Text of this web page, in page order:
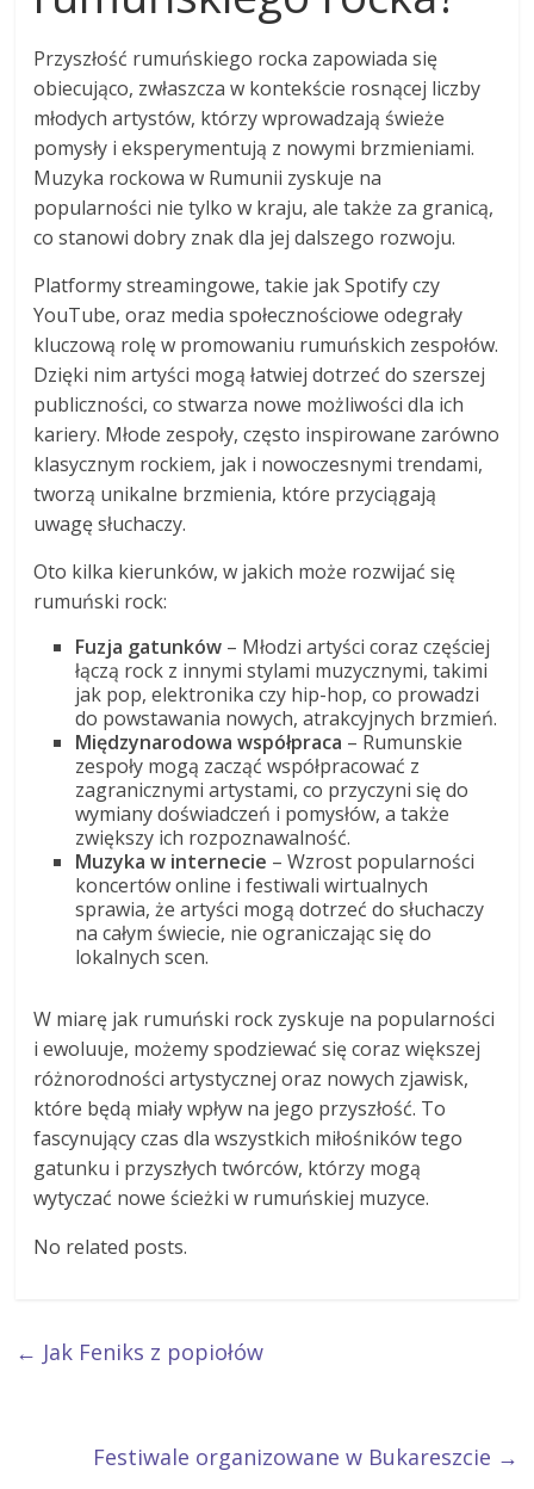
Przyszłość rumuńskiego rocka zapowiada się
obiecująco, zwłaszcza w kontekście rosnącej liczby
młodych artystów, którzy wprowadzają świeże
pomysły i eksperymentują z nowymi brzmieniami.
Muzyka rockowa w Rumunii zyskuje na
popularności nie tylko w kraju, ale także za granicą,
co stanowi dobry znak dla jej dalszego rozwoju.
Platformy streamingowe, takie jak Spotify czy
YouTube, oraz media społecznościowe odegrały
kluczową rolę w promowaniu rumuńskich zespołów.
Dzięki nim artyści mogą łatwiej dotrzeć do szerszej
publiczności, co stwarza nowe możliwości dla ich
kariery. Młode zespoły, często inspirowane zarówno
klasycznym rockiem, jak i nowoczesnymi trendami,
tworzą unikalne brzmienia, które przyciągają
uwagę słuchaczy.
Oto kilka kierunków, w jakich może rozwijać się
rumuński rock:
Fuzja gatunków – Młodzi artyści coraz częściej
łączą rock z innymi stylami muzycznymi, takimi
jak pop, elektronika czy hip-hop, co prowadzi
do powstawania nowych, atrakcyjnych brzmień.
Międzynarodowa współpraca – Rumunskie
zespoły mogą zacząć współpracować z
zagranicznymi artystami, co przyczyni się do
wymiany doświadczeń i pomysłów, a także
zwiększy ich rozpoznawalność.
Muzyka w internecie – Wzrost popularności
koncertów online i festiwali wirtualnych
sprawia, że artyści mogą dotrzeć do słuchaczy
na całym świecie, nie ograniczając się do
lokalnych scen.
W miarę jak rumuński rock zyskuje na popularności
i ewoluuje, możemy spodziewać się coraz większej
różnorodności artystycznej oraz nowych zjawisk,
które będą miały wpływ na jego przyszłość. To
fascynujący czas dla wszystkich miłośników tego
gatunku i przyszłych twórców, którzy mogą
wytyczać nowe ścieżki w rumuńskiej muzyce.
No related posts.
← Jak Feniks z popiołów
Festiwale organizowane w Bukareszcie →